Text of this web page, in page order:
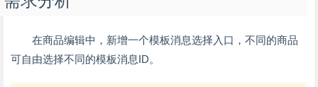
在商品编辑中，新增一个模板消息选择入口，不同的商品
可自由选择不同的模板消息ID。